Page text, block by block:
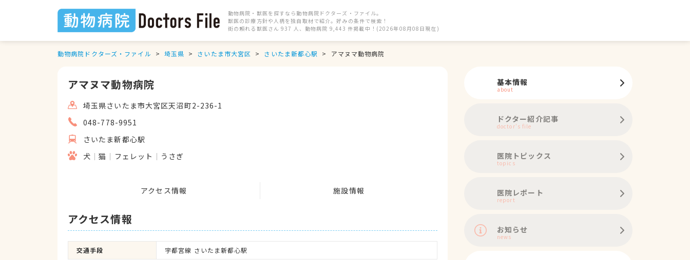
動物病院・獣医を探すなら動物病院ドクターズ・ファイル。
獣医の診療方針や人柄を独自取材で紹介。好みの条件で検索！
街の頼れる獣医さん 937 人、動物病院 9,443 件掲載中！(2026年08月08日現在)
動物病院ドクターズ・ファイル 埼玉県 さいたま市大宮区 さいたま新都心駅 アマヌマ動物病院
アマヌマ動物病院
埼玉県さいたま市大宮区天沼町2-236-1
048-778-9951
さいたま新都心駅
犬
猫 フェレット うさぎ
アクセス情報 施設情報
アクセス情報
交通手段 宇都宮線 さいたま新都心駅
基本情報
about
ドクター紹介記事
doctor's file
医院トピックス
topics
医院レポート
report
お知らせ
news